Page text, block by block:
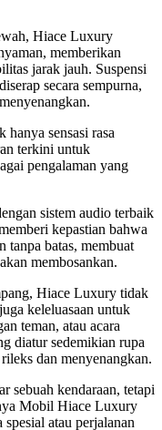
Hiace Luxury
memberikan
jarak jauh. Suspensi
secara sempurna,
sensasi rasa
terkini untuk
pengalaman yang
sistem audio terbaik
kepastian bahwa
tanpa batas, membuat
membosankan.
Hiace Luxury tidak
keleluasaan untuk
teman, atau acara
diatur sedemikian rupa
dan menyenangkan.
sebuah kendaraan, tetapi
Mobil Hiace Luxury
atau perjalanan